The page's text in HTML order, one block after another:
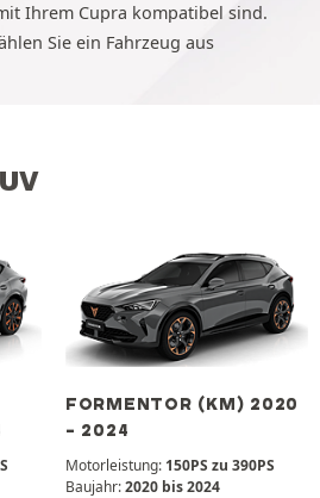
Ihrem Cupra kompatibel sind.
Sie ein Fahrzeug aus
FORMENTOR (KM) 2020
- 2024
Motorleistung: 150PS zu 390PS
Baujahr:2020 bis 2024